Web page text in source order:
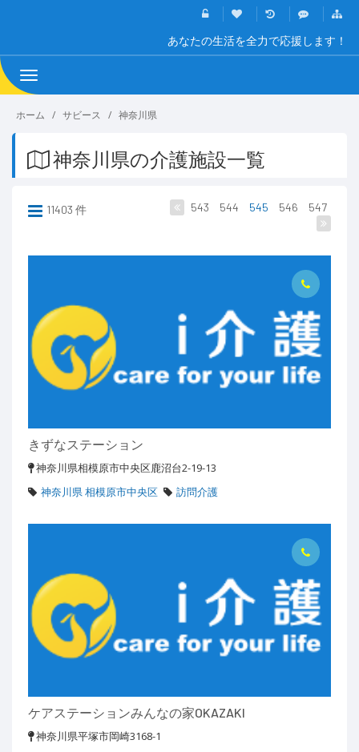
あなたの生活を全力で応援します！
Toggle
navigation
ホーム サビース 神奈川県
神奈川県の介護施設一覧
11403 件 543 544 545 546 547
きずなステーション
神奈川県相模原市中央区鹿沼台2-19-13
神奈川県 相模原市中央区
訪問介護
ケアステーションみんなの家OKAZAKI
神奈川県平塚市岡崎3168-1